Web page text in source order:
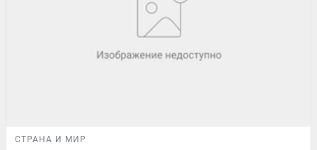
СТРАНА И МИР